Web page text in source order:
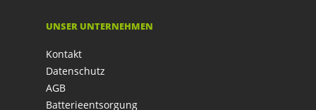
UNSER UNTERNEHMEN
Kontakt
Datenschutz
AGB
Batterieentsorgung